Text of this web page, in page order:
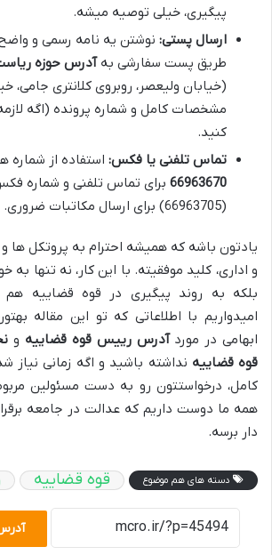
پیگیری، خیلی توصیه میشه.
ارسال پستی: نوشتن یه نامه رسمی و واضح
طریق پست سفارشی بهآدرس حوزه
(خیابان ولیعصر، روبروی کلانتری جامی،
مشخصات کامل و شماره پرونده (اگه
کنید.
تماس تلفنی یا فکس: استفاده از شماره
66963670 برای تماس تلفنی و شماره
(66963705) برای ارسال مکاتبات ضروری.
یادتون باشه که همیشه احترام به پروتکل ها
و اداری، کلید موفقیته. با این کار، نه تنها
بلکه به روند پیگیری در قوه قضاییه
امیدواریم با اطلاعاتی که تو این مقاله
ابهامی در موردآدرس رییس قوه قضاییه و
قوه قضاییه نداشته باشید و اگه زمانی نیاز
کامل، درخواستتون رو به دست مسئولین
همه ما دوست داریم که عدالت در جامعه
دار برسه.
دسته های هم موضوع قوه قضاییه